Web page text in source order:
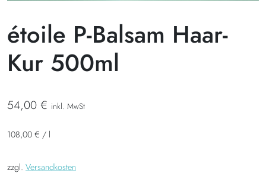
étoile P-Balsam Haar-
Kur 500ml
54,00 € inkl. MwSt
108,00 € / l
zzgl. Versandkosten